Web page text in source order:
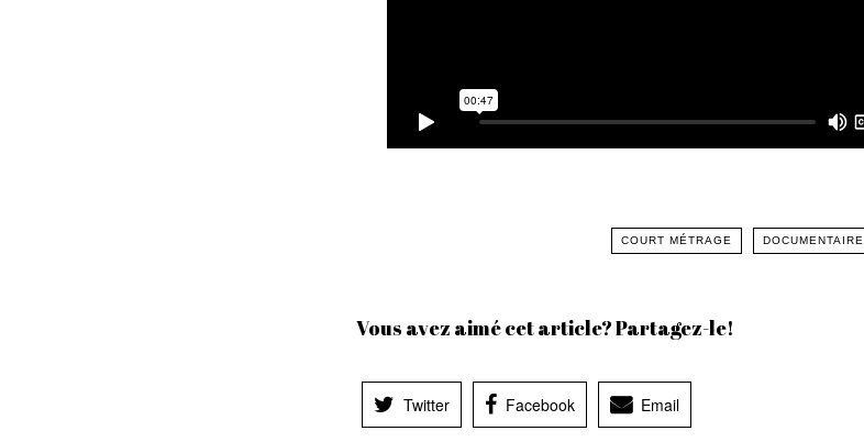
COURT MÉTRAGE DOCUMENTAIRE
Vous avez aimé cet article? Partagez-le!
Twitter Facebook Email